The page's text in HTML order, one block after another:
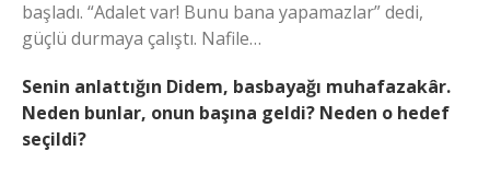
başladı. “Adalet var! Bunu bana yapamazlar” dedi,
güçlü durmaya çalıştı. Nafile…
Senin anlattığın Didem, basbayağı muhafazakâr.
Neden bunlar, onun başına geldi? Neden o hedef
seçildi?